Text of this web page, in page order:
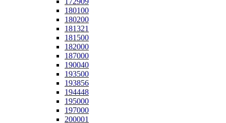
180100
180200
181321
181500
182000
187000
190040
193500
193856
194448
195000
197000
200001